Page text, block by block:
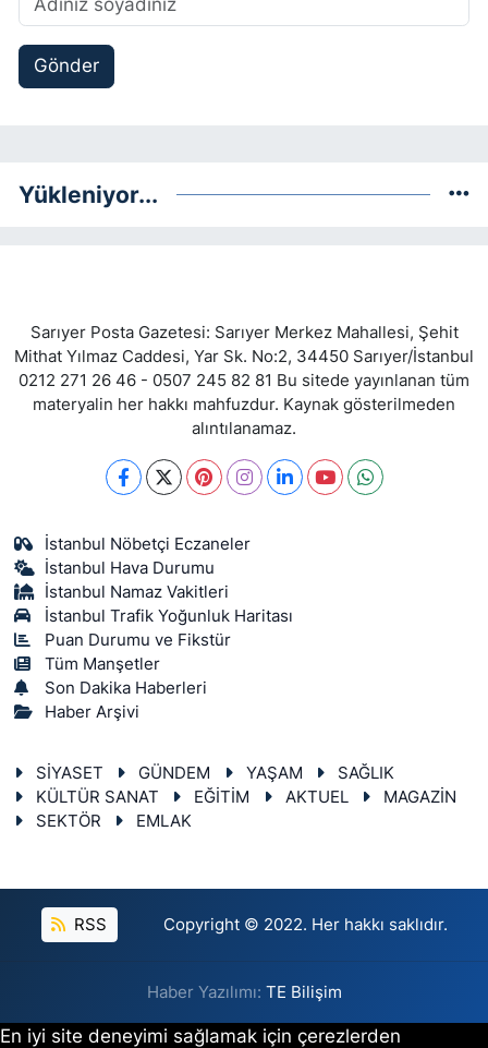
Gönder
Yükleniyor...
Sarıyer Posta Gazetesi: Sarıyer Merkez Mahallesi, Şehit
Mithat Yılmaz Caddesi, Yar Sk. No:2, 34450 Sarıyer/İstanbul
0212 271 26 46 - 0507 245 82 81 Bu sitede yayınlanan tüm
materyalin her hakkı mahfuzdur. Kaynak gösterilmeden
alıntılanamaz.
İstanbul Nöbetçi Eczaneler
İstanbul Hava Durumu
İstanbul Namaz Vakitleri
İstanbul Trafik Yoğunluk Haritası
Puan Durumu ve Fikstür
Tüm Manşetler
Son Dakika Haberleri
Haber Arşivi
SİYASET GÜNDEM YAŞAM
SAĞLIK
KÜLTÜR SANAT
EĞİTİM AKTUEL
MAGAZİN
SEKTÖR
EMLAK
RSS Copyright © 2022. Her hakkı saklıdır.
Haber Yazılımı: TE Bilişim
En iyi site deneyimi sağlamak için çerezlerden